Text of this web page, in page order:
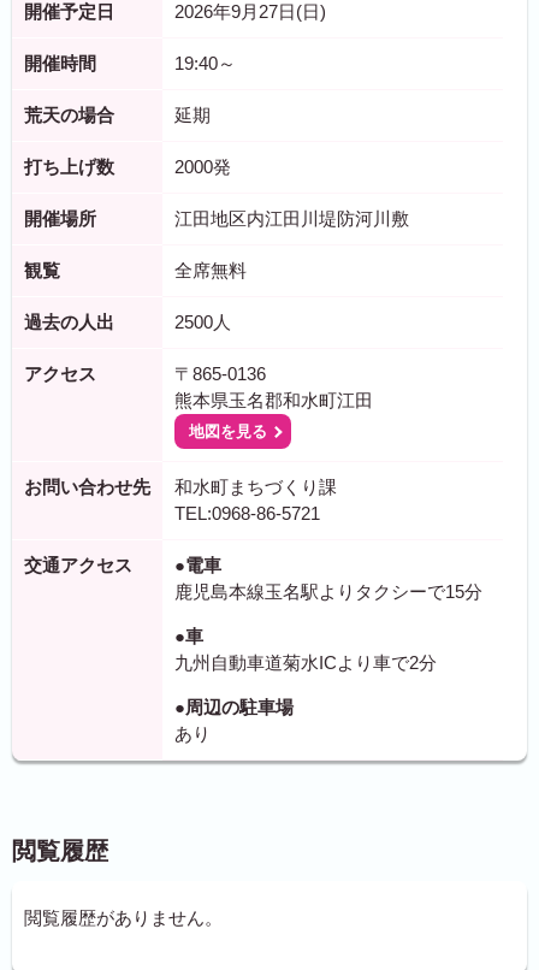
開催予定日 2026年9月27日(日)
開催時間 19:40～
荒天の場合 延期
打ち上げ数 2000発
開催場所 江田地区内江田川堤防河川敷
観覧 全席無料
過去の人出 2500人
アクセス
〒865-0136
熊本県玉名郡和水町江田
地図を見る
お問い合わせ先
和水町まちづくり課
TEL:0968-86-5721
交通アクセス
●電車
鹿児島本線玉名駅よりタクシーで15分
●車
九州自動車道菊水ICより車で2分
●周辺の駐車場
あり
閲覧履歴
閲覧履歴がありません。